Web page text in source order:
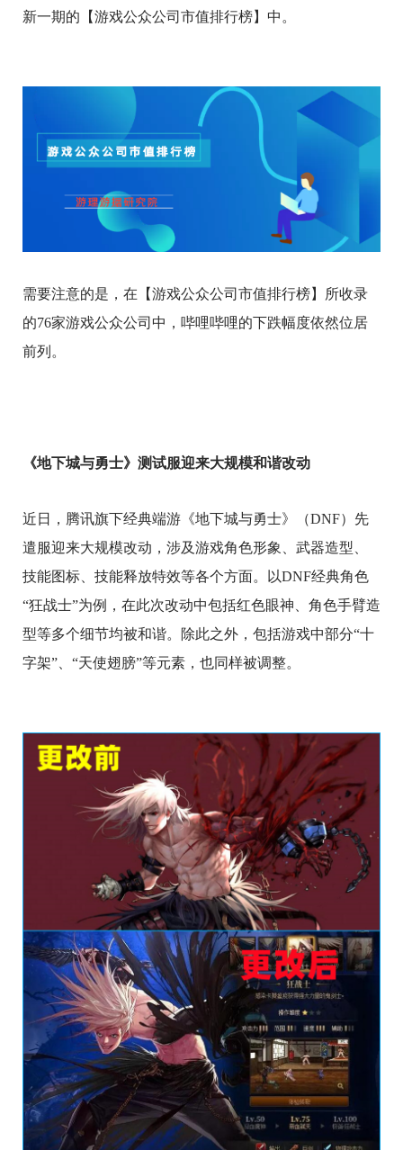
新一期的【游戏公众公司市值排行榜】中。
需要注意的是，在【游戏公众公司市值排行榜】所收录
的76家游戏公众公司中，哔哩哔哩的下跌幅度依然位居
前列。
《地下城与勇士》测试服迎来大规模和谐改动
近日，腾讯旗下经典端游《地下城与勇士》（DNF）先
遣服迎来大规模改动，涉及游戏角色形象、武器造型、
技能图标、技能释放特效等各个方面。以DNF经典角色
“狂战士”为例，在此次改动中包括红色眼神、角色手臂造
型等多个细节均被和谐。除此之外，包括游戏中部分“十
字架”、“天使翅膀”等元素，也同样被调整。